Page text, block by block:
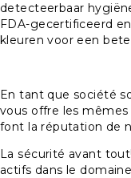
detecteerbaar
FDA-gecertificeerd
kleuren voor een
En tant que société
vous offre les
font la réputation de
La sécurité avant
actifs dans le